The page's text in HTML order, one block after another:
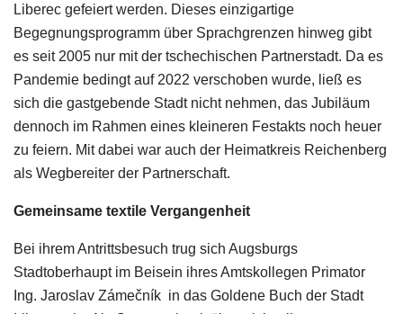
Liberec gefeiert werden. Dieses einzigartige
Begegnungsprogramm über Sprachgrenzen hinweg gibt
es seit 2005 nur mit der tschechischen Partnerstadt. Da es
Pandemie bedingt auf 2022 verschoben wurde, ließ es
sich die gastgebende Stadt nicht nehmen, das Jubiläum
dennoch im Rahmen eines kleineren Festakts noch heuer
zu feiern. Mit dabei war auch der Heimatkreis Reichenberg
als Wegbereiter der Partnerschaft.
Gemeinsame textile Vergangenheit
Bei ihrem Antrittsbesuch trug sich Augsburgs
Stadtoberhaupt im Beisein ihres Amtskollegen Primator
Ing. Jaroslav Zámečník in das Goldene Buch der Stadt